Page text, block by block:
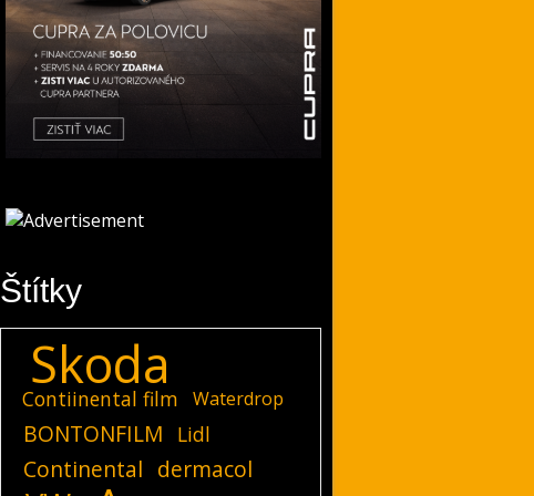
Štítky
Skoda
Contiinental film Waterdrop
BONTONFILM Lidl
Continental dermacol